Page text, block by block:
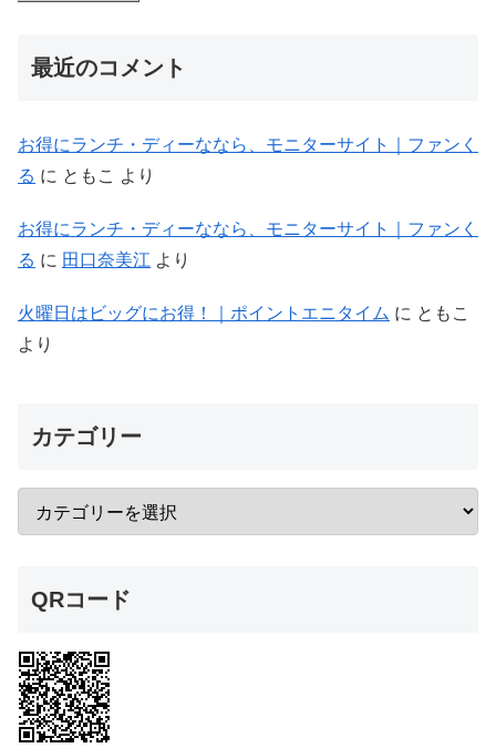
最近のコメント
お得にランチ・ディーななら、モニターサイト｜ファンく
る に ともこ より
お得にランチ・ディーななら、モニターサイト｜ファンく
る に 田口奈美江 より
火曜日はビッグにお得！｜ポイントエニタイム に ともこ
より
カテゴリー
QRコード